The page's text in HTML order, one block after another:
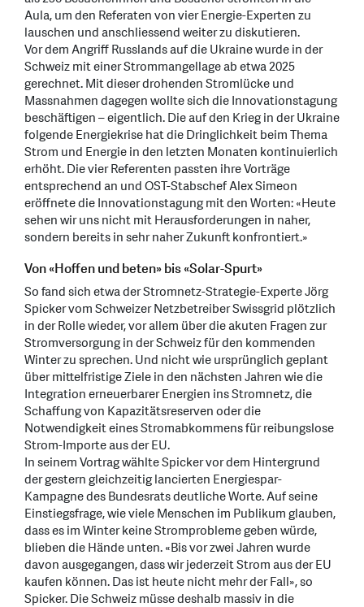
Aula, um den Referaten von vier Energie-Experten zu
lauschen und anschliessend weiter zu diskutieren.
Vor dem Angriff Russlands auf die Ukraine wurde in der
Schweiz mit einer Strommangellage ab etwa 2025
gerechnet. Mit dieser drohenden Stromlücke und
Massnahmen dagegen wollte sich die Innovationstagung
beschäftigen – eigentlich. Die auf den Krieg in der Ukraine
folgende Energiekrise hat die Dringlichkeit beim Thema
Strom und Energie in den letzten Monaten kontinuierlich
erhöht. Die vier Referenten passten ihre Vorträge
entsprechend an und OST-Stabschef Alex Simeon
eröffnete die Innovationstagung mit den Worten: «Heute
sehen wir uns nicht mit Herausforderungen in naher,
sondern bereits in sehr naher Zukunft konfrontiert.»
Von «Hoffen und beten» bis «Solar-Spurt»
So fand sich etwa der Stromnetz-Strategie-Experte Jörg
Spicker vom Schweizer Netzbetreiber Swissgrid plötzlich
in der Rolle wieder, vor allem über die akuten Fragen zur
Stromversorgung in der Schweiz für den kommenden
Winter zu sprechen. Und nicht wie ursprünglich geplant
über mittelfristige Ziele in den nächsten Jahren wie die
Integration erneuerbarer Energien ins Stromnetz, die
Schaffung von Kapazitätsreserven oder die
Notwendigkeit eines Stromabkommens für reibungslose
Strom-Importe aus der EU.
In seinem Vortrag wählte Spicker vor dem Hintergrund
der gestern gleichzeitig lancierten Energiespar-
Kampagne des Bundesrats deutliche Worte. Auf seine
Einstiegsfrage, wie viele Menschen im Publikum glauben,
dass es im Winter keine Stromprobleme geben würde,
blieben die Hände unten. «Bis vor zwei Jahren wurde
davon ausgegangen, dass wir jederzeit Strom aus der EU
kaufen können. Das ist heute nicht mehr der Fall», so
Spicker. Die Schweiz müsse deshalb massiv in die